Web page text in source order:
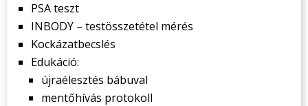
PSA teszt
INBODY – testösszetétel mérés
Kockázatbecslés
Edukáció:
újraélesztés bábuval
mentőhívás protokoll